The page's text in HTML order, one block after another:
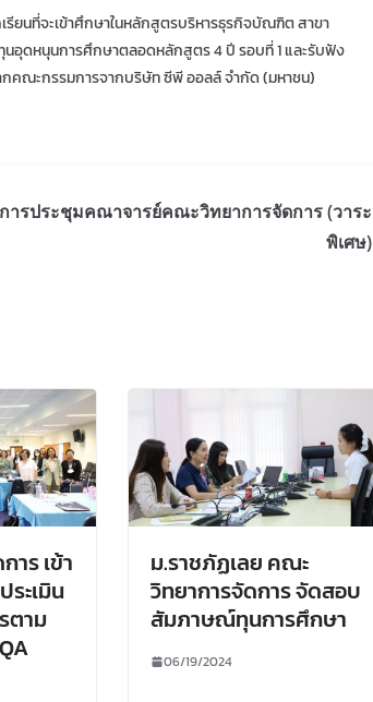
ยนที่จะเข้าศึกษาในหลักสูตรบริหารธุรกิจบัณฑิต สาขา
อุดหนุนการศึกษาตลอดหลักสูตร 4 ปี รอบที่ 1 และรับฟัง
กคณะกรรมการจากบริษัท ซีพี ออลล์ จำกัด (มหาชน)
การประชุมคณาจารย์คณะวิทยาการจัดการ (วาระ
พิเศษ)
าร เข้า
ะเมิน
ตาม
ม.ราชภัฏเลย คณะ
วิทยาการจัดการ จัดสอบ
สัมภาษณ์ทุนการศึกษา
06/19/2024